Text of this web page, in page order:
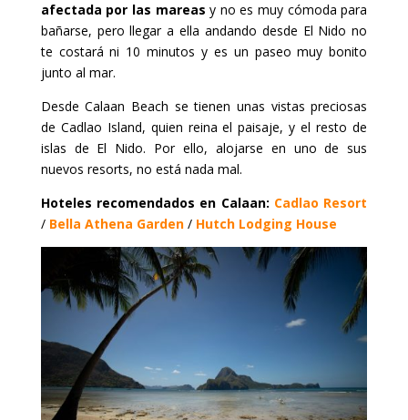
afectada por las mareas y no es muy cómoda para
bañarse, pero llegar a ella andando desde El Nido no
te costará ni 10 minutos y es un paseo muy bonito
junto al mar.
Desde Calaan Beach se tienen unas vistas preciosas
de Cadlao Island, quien reina el paisaje, y el resto de
islas de El Nido. Por ello, alojarse en uno de sus
nuevos resorts, no está nada mal.
Hoteles recomendados en Calaan: Cadlao Resort
/ Bella Athena Garden/ Hutch Lodging House